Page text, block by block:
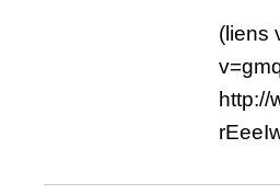
(liens
http://